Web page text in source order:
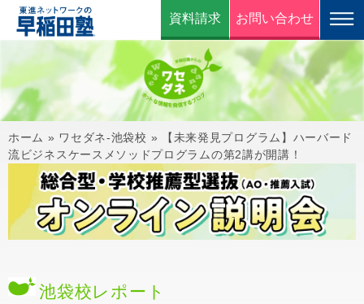
資料請求 お問い合わせ
ホーム » ワセダネ-池袋校 »
【未来発見プログラム】ハーバード
流ビジネスケースメソッドプログラムの第2講が開講！
池袋校レポート